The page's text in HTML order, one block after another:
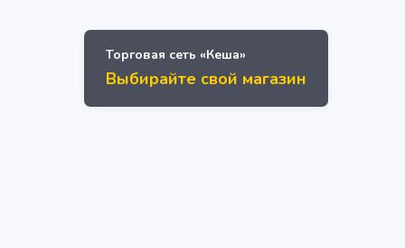
Торговая сеть «Кеша»
Выбирайте свой магазин